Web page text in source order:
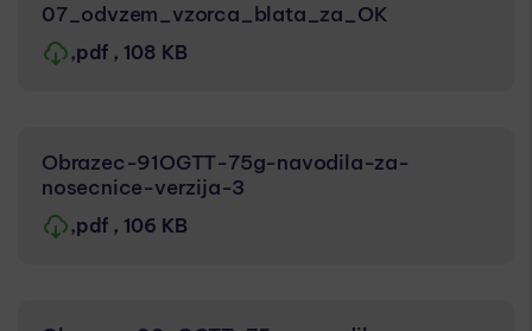
07_odvzem_vzorca_blata_za_OK
,pdf , 108 KB
Obrazec-91OGTT-75g-navodila-za-
nosecnice-verzija-3
,pdf , 106 KB